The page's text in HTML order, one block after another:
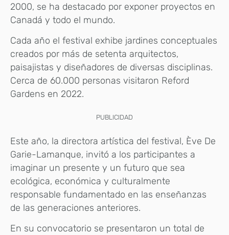
2000, se ha destacado por exponer proyectos en
Canadá y todo el mundo.
Cada año el festival exhibe jardines conceptuales
creados por más de setenta arquitectos,
paisajistas y diseñadores de diversas disciplinas.
Cerca de 60.000 personas visitaron Reford
Gardens en 2022.
PUBLICIDAD
Este año, la directora artística del festival, Ève De
Garie-Lamanque, invitó a los participantes a
imaginar un presente y un futuro que sea
ecológica, económica y culturalmente
responsable fundamentado en las enseñanzas
de las generaciones anteriores.
En su convocatorio se presentaron un total de